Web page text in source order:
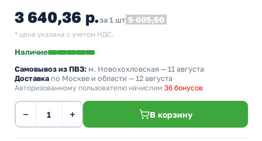
3 640,36 р.за 1 шт 5 005,50
* цена указана с учетом НДС.
Наличие
Самовывоз из ПВЗ: м. Новохохловская — 11 августа
Доставка по Москве и области — 12 августа
Авторизованному пользователю начислим 36 бонусов
− + В корзину